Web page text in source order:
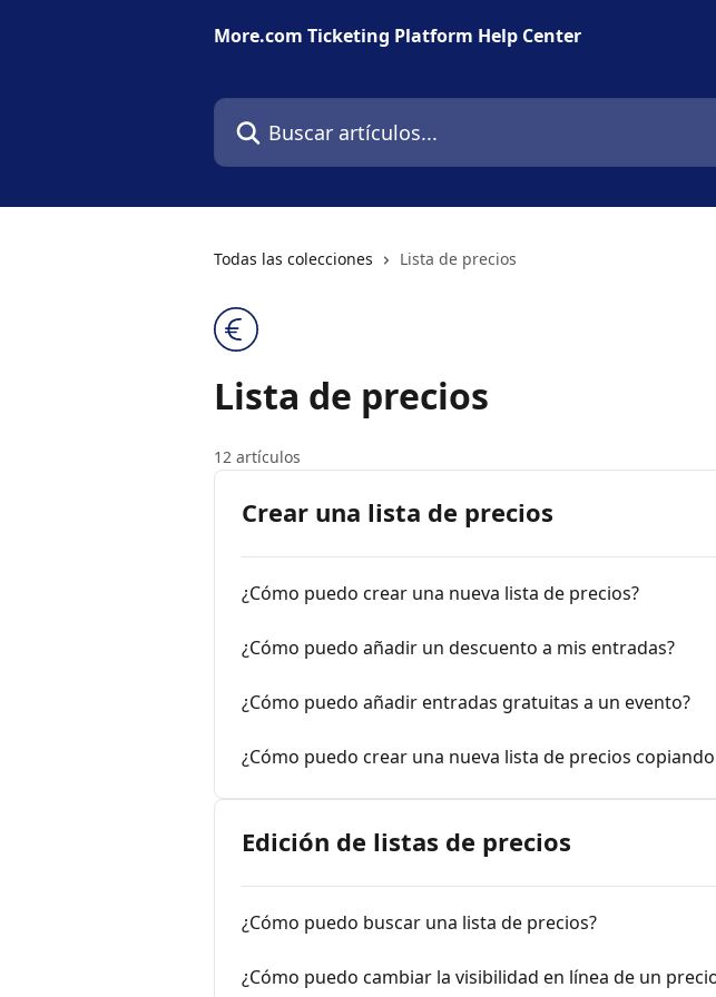
More.com Ticketing Platform Help Center
Buscar artículos...
Todas las colecciones Lista de precios
Lista de precios
12 artículos
Crear una lista de precios
¿Cómo puedo crear una nueva lista de precios?
¿Cómo puedo añadir un descuento a mis entradas?
¿Cómo puedo añadir entradas gratuitas a un evento?
¿Cómo puedo crear una nueva lista de precios
Edición de listas de precios
¿Cómo puedo buscar una lista de precios?
¿Cómo puedo cambiar la visibilidad en línea de un